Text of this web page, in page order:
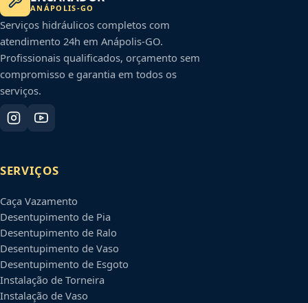
ANÁPOLIS-GO
Serviços hidráulicos completos com
atendimento 24h em Anápolis-GO.
Profissionais qualificados, orçamento sem
compromisso e garantia em todos os
serviços.
SERVIÇOS
Caça Vazamento
Desentupimento de Pia
Desentupimento de Ralo
Desentupimento de Vaso
Desentupimento de Esgoto
Instalação de Torneira
Instalação de Vaso